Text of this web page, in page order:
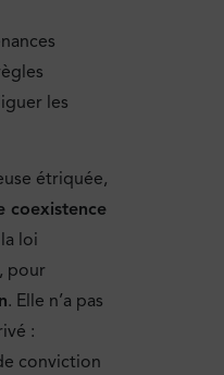
les
étriquée,
coexistence
loi
, pour
. Elle n’a pas
:
conviction